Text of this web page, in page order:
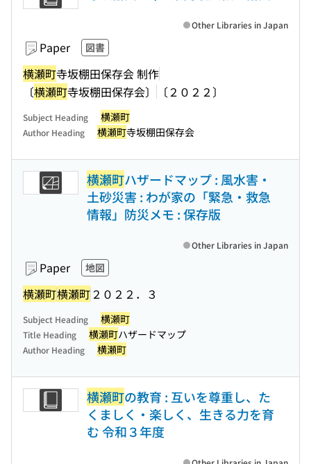
Paper 図書
横瀬町寺坂棚田保存会 制作
〔横瀬町寺坂棚田保存会〕 〔２０２２〕
Other Libraries in Japan
Subject Heading 横瀬町
Author Heading 横瀬町寺坂棚田保存会
横瀬町ハザードマップ : 風水害・
土砂災害 : わが家の「緊急・救急
情報」防災メモ : 保存版
Paper 地図
横瀬町横瀬町 ２０２２．３
Other Libraries in Japan
Subject Heading 横瀬町
Title Heading 横瀬町ハザードマップ
Author Heading 横瀬町
横瀬町の教育 : 互いを尊重し、た
くましく・楽しく、生きる力を育
む 令和３年度